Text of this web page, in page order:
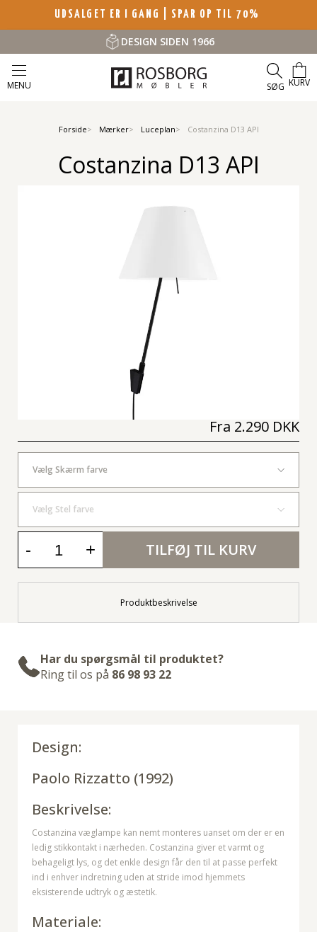
UDSALGET ER I GANG | SPAR OP TIL 70%
DESIGN SIDEN 1966
MENU SØG KURV
Forside Mærker Luceplan Costanzina D13 API
Costanzina D13 API
Fra 2.290 DKK
Vælg Skærm farve
Vælg Stel farve
- + TILFØJ TIL KURV
Produktbeskrivelse
Har du spørgsmål til produktet?
Ring til os på 86 98 93 22
Design:
Paolo Rizzatto (1992)
Beskrivelse:
Costanzina væglampe kan nemt monteres uanset om der er en
ledig stikkontakt i nærheden. Costanzina giver et varmt og
behageligt lys, og det enkle design får den til at passe perfekt
ind i enhver indretning uden at stride imod hjemmets
eksisterende udtryk og æstetik.
Materiale: